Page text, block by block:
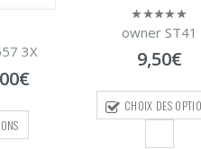
0
VMC 7547
CHOIX DES